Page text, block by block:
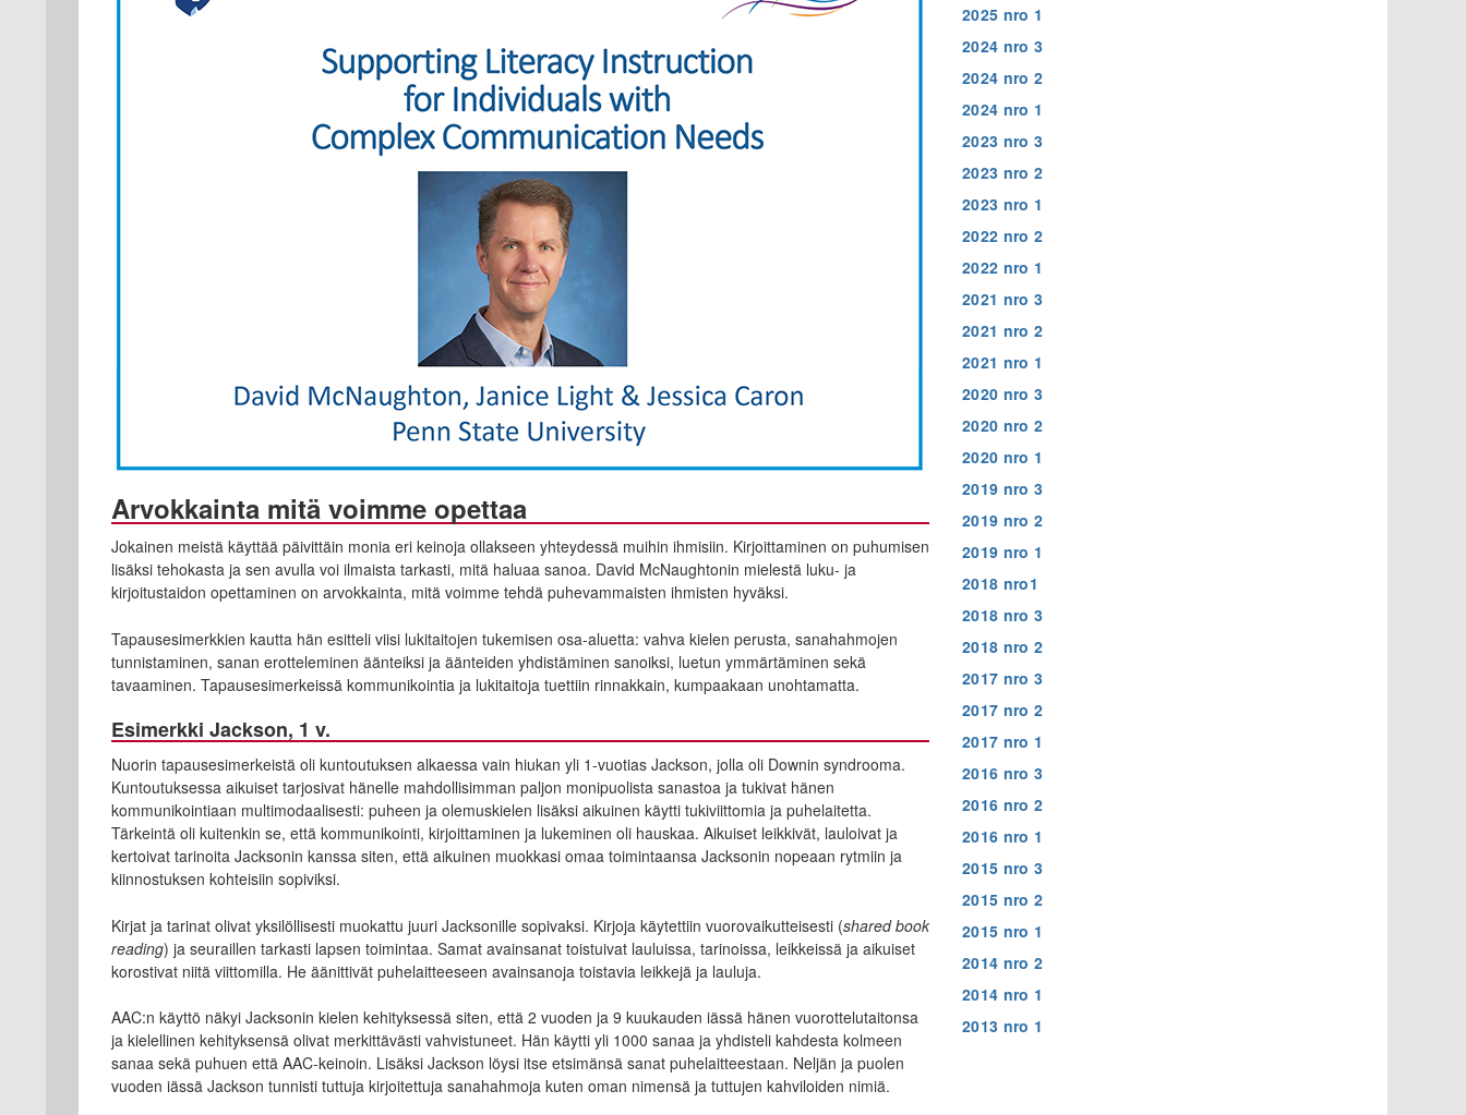
Arvokkainta mitä voimme opettaa
Jokainen meistä käyttää päivittäin monia eri keinoja ollakseen yhteydessä muihin ihmisiin. Kirjoittaminen on puhumisen
lisäksi tehokasta ja sen avulla voi ilmaista tarkasti, mitä haluaa sanoa. David McNaughtonin mielestä luku- ja
kirjoitustaidon opettaminen on arvokkainta, mitä voimme tehdä puhevammaisten ihmisten hyväksi.
Tapausesimerkkien kautta hän esitteli viisi lukitaitojen tukemisen osa-aluetta: vahva kielen perusta, sanahahmojen
tunnistaminen, sanan erotteleminen äänteiksi ja äänteiden yhdistäminen sanoiksi, luetun ymmärtäminen sekä
tavaaminen. Tapausesimerkeissä kommunikointia ja lukitaitoja tuettiin rinnakkain, kumpaakaan unohtamatta.
Esimerkki Jackson, 1 v.
Nuorin tapausesimerkeistä oli kuntoutuksen alkaessa vain hiukan yli 1-vuotias Jackson, jolla oli Downin syndrooma.
Kuntoutuksessa aikuiset tarjosivat hänelle mahdollisimman paljon monipuolista sanastoa ja tukivat hänen
kommunikointiaan multimodaalisesti: puheen ja olemuskielen lisäksi aikuinen käytti tukiviittomia ja puhelaitetta.
Tärkeintä oli kuitenkin se, että kommunikointi, kirjoittaminen ja lukeminen oli hauskaa. Aikuiset leikkivät, lauloivat ja
kertoivat tarinoita Jacksonin kanssa siten, että aikuinen muokkasi omaa toimintaansa Jacksonin nopeaan rytmiin ja
kiinnostuksen kohteisiin sopiviksi.
Kirjat ja tarinat olivat yksilöllisesti muokattu juuri Jacksonille sopivaksi. Kirjoja käytettiin vuorovaikutteisesti (shared book
reading) ja seuraillen tarkasti lapsen toimintaa. Samat avainsanat toistuivat lauluissa, tarinoissa, leikkeissä ja aikuiset
korostivat niitä viittomilla. He äänittivät puhelaitteeseen avainsanoja toistavia leikkejä ja lauluja.
AAC:n käyttö näkyi Jacksonin kielen kehityksessä siten, että 2 vuoden ja 9 kuukauden iässä hänen vuorottelutaitonsa
ja kielellinen kehityksensä olivat merkittävästi vahvistuneet. Hän käytti yli 1000 sanaa ja yhdisteli kahdesta kolmeen
sanaa sekä puhuen että AAC-keinoin. Lisäksi Jackson löysi itse etsimänsä sanat puhelaitteestaan. Neljän ja puolen
vuoden iässä Jackson tunnisti tuttuja kirjoitettuja sanahahmoja kuten oman nimensä ja tuttujen kahviloiden nimiä.
2025 nro 1
2024 nro 3
2024 nro 2
2024 nro 1
2023 nro 3
2023 nro 2
2023 nro 1
2022 nro 2
2022 nro 1
2021 nro 3
2021 nro 2
2021 nro 1
2020 nro 3
2020 nro 2
2020 nro 1
2019 nro 3
2019 nro 2
2019 nro 1
2018 nro1
2018 nro 3
2018 nro 2
2017 nro 3
2017 nro 2
2017 nro 1
2016 nro 3
2016 nro 2
2016 nro 1
2015 nro 3
2015 nro 2
2015 nro 1
2014 nro 2
2014 nro 1
2013 nro 1